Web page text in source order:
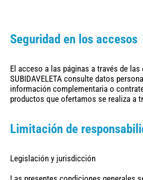
Seguridad en los accesos
El acceso a las páginas a través de
SUBIDAVELETA consulte datos
información complementaria o
productos que ofertamos se realiza a
Limitación de
Legislación y jurisdicción